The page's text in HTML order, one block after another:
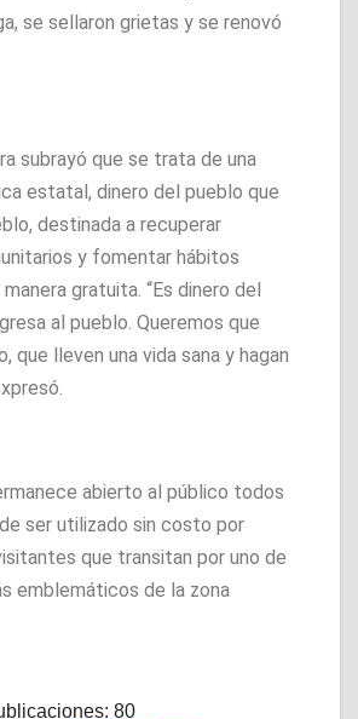
se sellaron grietas y se renovó
subrayó que se trata de una
estatal, dinero del pueblo que
destinada a recuperar
y fomentar hábitos
gratuita. “Es dinero del
al pueblo. Queremos que
que lleven una vida sana y hagan
abierto al público todos
ser utilizado sin costo por
que transitan por uno de
emblemáticos de la zona
80